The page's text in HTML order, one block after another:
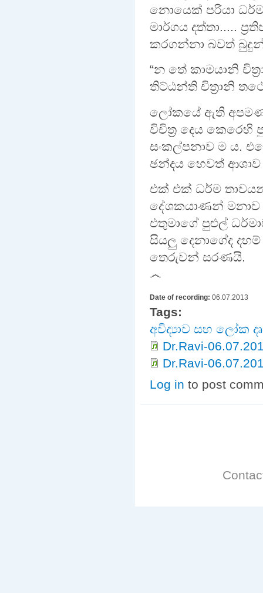
නොයෙක් පරියා
මාර්ගය දත්තා.....
කරගන්නා බවත්
“න තේ කාමයානි
තිට්ඨන්ති චිත්‍රානි
ලෝකයේ ඇති අපමණ
විචිත්‍ර දෙය කෙරෙහි
සංකල්පනාව ම ය.
ඡන්දය හෙවත්
එක් එක් ධර්ම
දේශකයාණන් මනාව
එතුමාගේ පුළුල්
සියලු දෙනාගේද
තෙරුවන් සරණයි.
෴
Date of recording: 06.07.2013
Tags:
අවිද්‍යාව සහ ලෝක
Dr.Ravi-
Dr.Ravi-
Log in to post